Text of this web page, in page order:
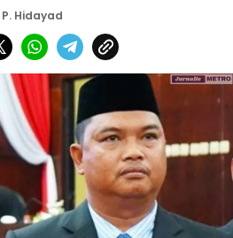
P. Hidayad